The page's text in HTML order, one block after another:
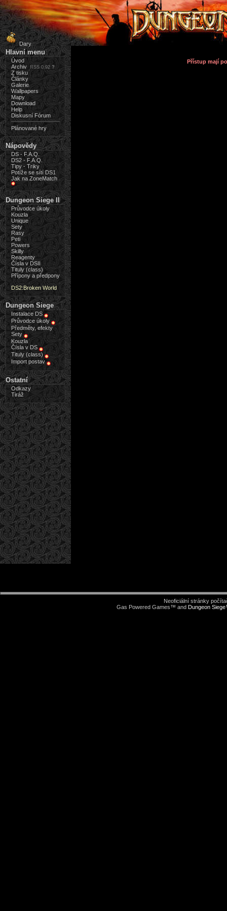
Dary
Hlavní menu
Úvod
Archiv
RSS 0.92 ?
Z tisku
Články
Galerie
Wallpapers
Mapy
Download
Help
Diskusní Fórum
Plánované hry
Nápovědy
DS - F.A.Q.
DS2 - F.A.Q.
Tipy - Triky
Potíže se sítí DS1
Jak na ZoneMatch
Dungeon Siege II
Průvodce úkoly
Kouzla
Unique
Sety
Rasy
Peti
Powers
Skilly
Reagenty
Čísla v DSII
Tituly (class)
Přípony a předpony
DS2:Broken World
Dungeon Siege
Instalace DS
Průvodce úkoly
Předměty, efekty
Sety
Kouzla
Čísla v DS
Tituly (class)
Import postav
Ostatní
Odkazy
Tiráž
Přístup mají
Neoficiální stránky
Gas Powered Games™ and Dungeon